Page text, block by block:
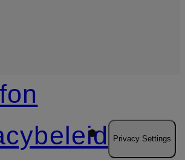
Privacy Settings